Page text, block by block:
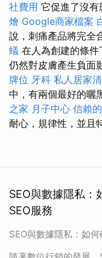
社費用 它促進了沒有
燴 Google商家檔案
說，刺痛產品將完全
蟻 在人為創建的條
仍然對皮膚產生負面
牌位 牙科 私人居家
中，有兩個最好的曬
之家 月子中心 信賴
耐心，規律性，並且
SEO與數據隱私：
SEO服務
SEO與數據隱私：如